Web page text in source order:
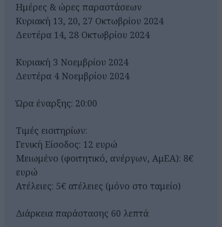
Ημέρες & ώρες παραστάσεων
Κυριακή 13, 20, 27 Οκτωβρίου 2024
Δευτέρα 14, 28 Οκτωβρίου 2024
Κυριακή 3 Νοεμβρίου 2024
Δευτέρα 4 Νοεμβρίου 2024
Ώρα έναρξης: 20:00
Τιμές εισιτηρίων:
Γενική Είσοδος: 12 ευρώ
Μειωμένο (φοιτητικό, ανέργων, ΑμΕΑ): 8€
ευρώ
Ατέλειες: 5€ ατέλειες (μόνο στο ταμείο)
Διάρκεια παράστασης 60 λεπτά